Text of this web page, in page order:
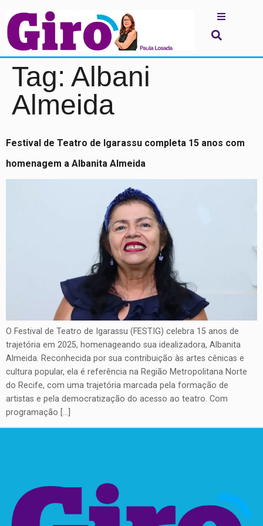
Tag: Albani
Almeida
Festival de Teatro de Igarassu completa 15 anos com
homenagem a Albanita Almeida
O Festival de Teatro de Igarassu (FESTIG) celebra 15 anos de
trajetória em 2025, homenageando sua idealizadora, Albanita
Almeida. Reconhecida por sua contribuição às artes cênicas e
cultura popular, ela é referência na Região Metropolitana Norte
do Recife, com uma trajetória marcada pela formação de
artistas e pela democratização do acesso ao teatro. Com
programação […]